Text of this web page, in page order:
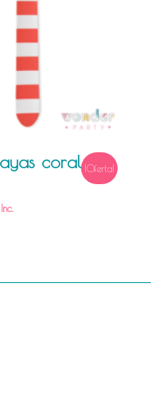
coral ¡Oferta!